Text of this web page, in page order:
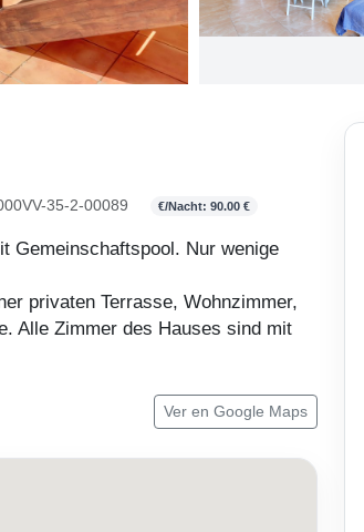
35-2-00089 €/Nacht: 90.00 €
Gemeinschaftspool. Nur wenige
privaten Terrasse, Wohnzimmer,
Alle Zimmer des Hauses sind mit
Ver en Google Maps